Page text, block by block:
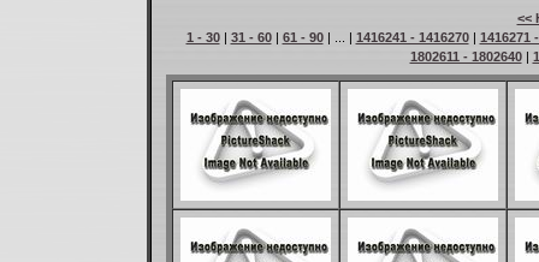
<<
1 - 30| 31 - 60| 61 - 90| ... | 1416241 - 1416270| 1416271
1802611 - 1802640|